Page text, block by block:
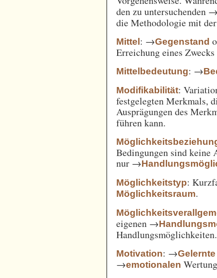
den zu untersuchenden
die Methodologie mit
Mittel: →Gegenstand
Erreichung eines
Mittelbedeutung: →
Modifikabilität:
festgelegten Merkmals,
Ausprägungen des
führen kann.
Bedingungen sind keine
nur →
Möglichkeitstyp:
Möglichkeitsraum.
eigenen →
Handlungsmöglichkeiten.
Motivation: →Gelernte
→emotionalen